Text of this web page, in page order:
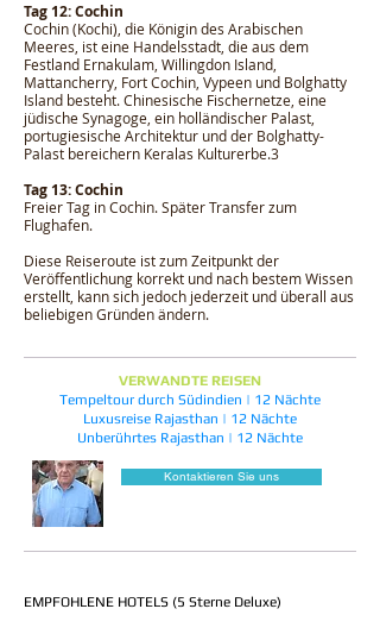
Tag 12: Cochin
Cochin (Kochi), die Königin des Arabischen
Meeres, ist eine Handelsstadt, die aus dem
Festland Ernakulam, Willingdon Island,
Mattancherry, Fort Cochin, Vypeen und Bolghatty
Island besteht. Chinesische Fischernetze, eine
jüdische Synagoge, ein holländischer Palast,
portugiesische Architektur und der Bolghatty-
Palast bereichern Keralas Kulturerbe.3
Tag 13: Cochin
Freier Tag in Cochin. Später Transfer zum
Flughafen.
Diese Reiseroute ist zum Zeitpunkt der
Veröffentlichung korrekt und nach bestem Wissen
erstellt, kann sich jedoch jederzeit und überall aus
beliebigen Gründen ändern.
VERWANDTE REISEN
Tempeltour durch Südindien | 12 Nächte
Luxusreise Rajasthan | 12 Nächte
Unberührtes Rajasthan | 12 Nächte
Kontaktieren Sie uns
EMPFOHLENE HOTELS (5 Sterne Deluxe)